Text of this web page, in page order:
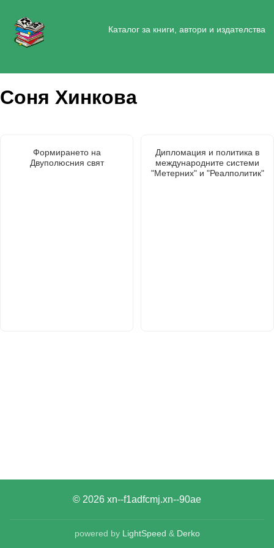
Каталог за книги, автори и издателства
Соня Хинкова
Формирането на
Двуполюсния свят
Дипломация и политика в
международните системи
"Метерних" и "Реалполитик"
© 2026 xn--f1adfcmj.xn--90ae
powered by LightSpeed & Derko